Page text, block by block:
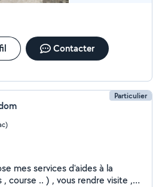
Contacter
Particulier
mes services d'aides à la
course .. ) , vous rendre visite ,